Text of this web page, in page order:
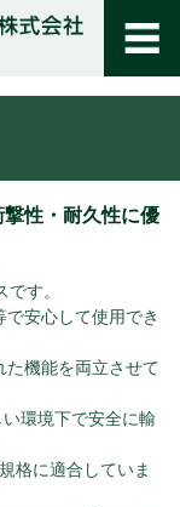
性・耐久性に優
す。
安心して使用でき
機能を両立させて
環境下で安全に輸
格に適合していま